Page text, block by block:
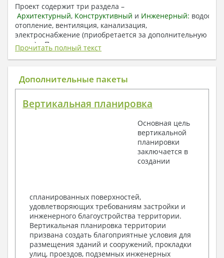
Проект содержит три раздела –
Архитектурный, Конструктивный и Инженерный:
отопление, вентиляция, канализация,
электроснабжение (приобретается за дополнительную
плату) + Пояснительная записка.
1. Архитектурный раздел:
Общие данные по проекту
Поэтажные маркировочные планы с
Разрезы и состав конструкций
Фасады с ведомостью внешних отделок
Элементы проемов – спецификация
Ведомость перемычек – сечения и
Архитектурные узлы в конструкциях
2. Конструктивный раздел:
Общие данные по проекту
Схемы расположения и расчеты фундаментов
Элементы каркаса – схемы расположения
Прочитать полный текст
Дополнительные пакеты
Вертикальная планировка
Основная цель
вертикальной
планировки
заключается в
создании
спланированных поверхностей,
удовлетворяющих требованиям застройки и
инженерного благоустройства территории.
Вертикальная планировка территории
призвана создать благоприятные условия для
размещения зданий и сооружений, прокладки
улиц, проездов, подземных инженерных